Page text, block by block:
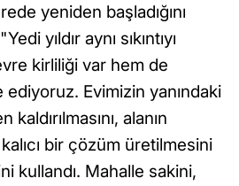
yeniden başladığını
yıldır aynı sıkıntıyı
kirliliği var hem de
Evimizin yanındaki
alanın
bir çözüm üretilmesini
kullandı. Mahalle sakini,